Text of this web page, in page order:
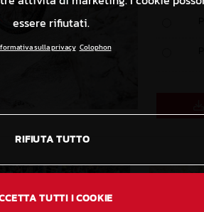
essere rifiutati.
sulla privacy Colophon
RIFIUTA TUTTO
TUTTI I COOKIE